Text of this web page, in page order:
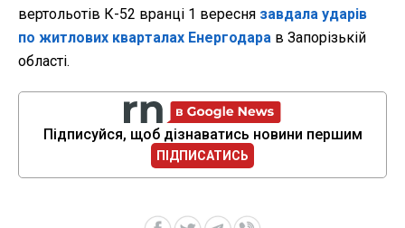
вертольотів К-52 вранці 1 вересня завдала ударів
по житлових кварталах Енергодара в Запорізькій
області.
Підписуйся, щоб дізнаватись новини першим
ПІДПИСАТИСЬ